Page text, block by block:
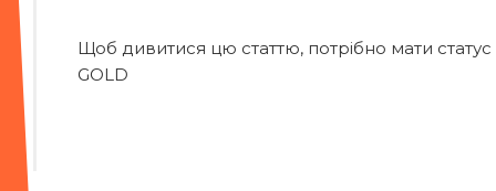
Щоб дивитися цю статтю, потрібно мати статус
GOLD